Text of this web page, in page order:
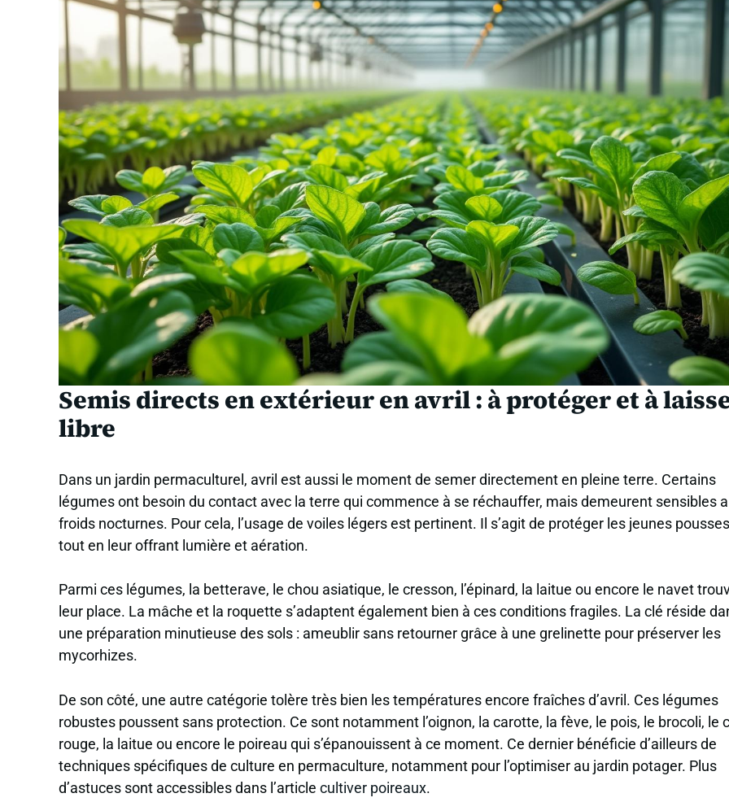
Semis directs en extérieur en avril : à protéger et à
libre
Dans un jardin permaculturel, avril est aussi le moment de semer directement en pleine terre. Certains
légumes ont besoin du contact avec la terre qui commence à se réchauffer, mais demeurent sensibles
froids nocturnes. Pour cela, l’usage de voiles légers est pertinent. Il s’agit de protéger les jeunes
tout en leur offrant lumière et aération.
Parmi ces légumes, la betterave, le chou asiatique, le cresson, l’épinard, la laitue ou encore le navet
leur place. La mâche et la roquette s’adaptent également bien à ces conditions fragiles. La clé réside
une préparation minutieuse des sols : ameublir sans retourner grâce à une grelinette pour préserver les
mycorhizes.
De son côté, une autre catégorie tolère très bien les températures encore fraîches d’avril. Ces légumes
robustes poussent sans protection. Ce sont notamment l’oignon, la carotte, la fève, le pois, le brocoli, le
rouge, la laitue ou encore le poireau qui s’épanouissent à ce moment. Ce dernier bénéficie d’ailleurs de
techniques spécifiques de culture en permaculture, notamment pour l’optimiser au jardin potager. Plus
d’astuces sont accessibles dans l’article cultiver poireaux.